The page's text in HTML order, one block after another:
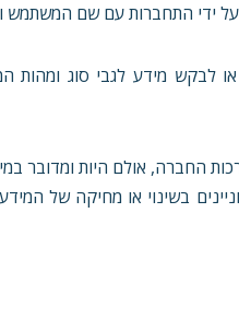
ידי התחברות עם שם
לבקש מידע לגבי סוג
החברה, אולם היות ומדובר
בשינוי או מחיקה של